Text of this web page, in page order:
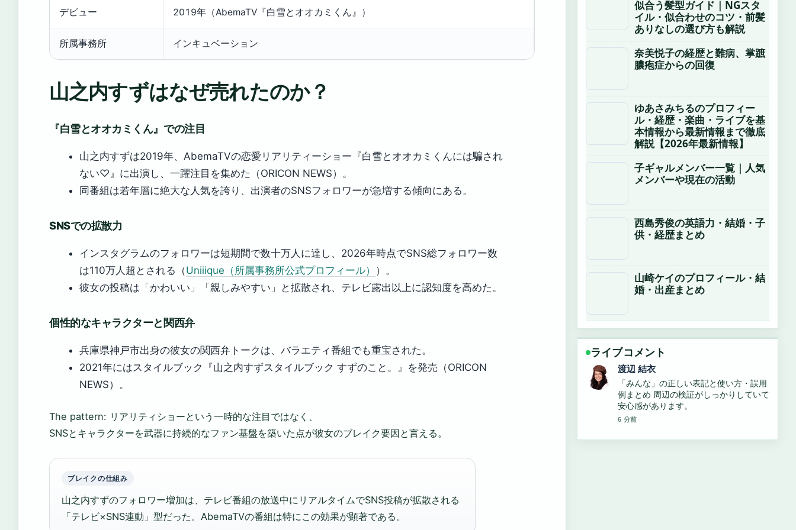
タ
デビュー 2019年（AbemaTV『白雪とオオカミくん』）
所属事務所 インキュベーション
山之内すずはなぜ売れたのか？
『白雪とオオカミくん』での注目
山之内すずは2019年、AbemaTVの恋愛リアリティーショー『白雪とオオカミくんには騙され
ない♡』に出演し、一躍注目を集めた（ORICON NEWS）。
同番組は若年層に絶大な人気を誇り、出演者のSNSフォロワーが急増する傾向にある。
SNSでの拡散力
インスタグラムのフォロワーは短期間で数十万人に達し、2026年時点でSNS総フォロワー数
は110万人超とされる（Uniiique（所属事務所公式プロフィール） ）。
彼女の投稿は「かわいい」「親しみやすい」と拡散され、テレビ露出以上に認知度を高めた。
個性的なキャラクターと関西弁
兵庫県神戸市出身の彼女の関西弁トークは、バラエティ番組でも重宝された。
2021年にはスタイルブック『山之内すずスタイルブック すずのこと。』を発売（ORICON
NEWS）。
The pattern: リアリティショーという一時的な注目ではなく、
SNSとキャラクターを武器に持続的なファン基盤を築いた点が彼女のブレイク要因と言える。
ブレイクの仕組み
山之内すずのフォロワー増加は、テレビ番組の放送中にリアルタイムでSNS投稿が拡散される
「テレビ×SNS連動」型だった。AbemaTVの番組は特にこの効果が顕著である。
似合う髪型ガイド｜NGスタ
イル・似合わせのコツ・前髪
ありなしの選び方も解説
奈美悦子の経歴と難病、掌蹠
膿疱症からの回復
ゆあさみちるのプロフィー
ル・経歴・楽曲・ライブを基
本情報から最新情報まで徹底
解説【2026年最新情報】
子ギャルメンバー一覧｜人気
メンバーや現在の活動
西島秀俊の英語力・結婚・子
供・経歴まとめ
山崎ケイのプロフィール・結
婚・出産まとめ
ライブコメント
小林 大智
すしざんまい社長・木村清の年齢、経
歴、現在の活動を解説 の整理がとても分
かりやすいです。今日の中でも特に読み
やすいです。